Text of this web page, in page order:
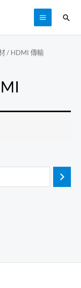
MAIN
搜
尋
/ HDMI 傳輸